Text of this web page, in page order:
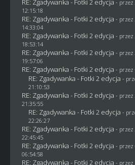
RE: Zgadywanka - Fotki 2 edycja - przez
12:15:18
RE: Zgadywanka - Fotki 2 edycja - przez
14:33:04
RE: Zgadywanka - Fotki 2 edycja - przez
18:53:14
RE: Zgadywanka - Fotki 2 edycja - przez
19:57:06
RE: Zgadywanka - Fotki 2 edycja - przez
RE: Zgadywanka - Fotki 2 edycja -
21:10:53
RE: Zgadywanka - Fotki 2 edycja - przez
21:35:55
RE: Zgadywanka - Fotki 2 edycja -
22:26:27
RE: Zgadywanka - Fotki 2 edycja - przez
22:45:45
RE: Zgadywanka - Fotki 2 edycja - przez
06:54:58
RE: Zgadywanka - Fotki 2 edycja - przez